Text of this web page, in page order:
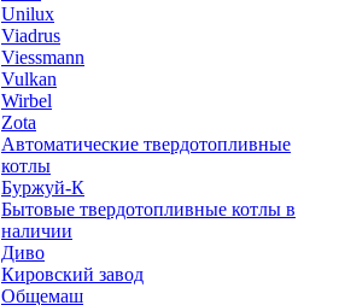
Unilux
Viadrus
Viessmann
Vulkan
Wirbel
Zota
Автоматические твердотопливные
котлы
Буржуй-К
Бытовые твердотопливные котлы в
наличии
Диво
Кировский завод
Общемаш